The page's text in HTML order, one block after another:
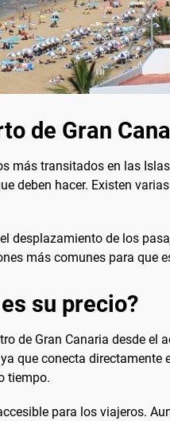
de Gran
más transitados en las
deben hacer. Existen
de los
más comunes para que
su precio?
de Gran Canaria desde el
que conecta directamente
tiempo.
para los viajeros.